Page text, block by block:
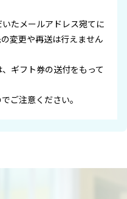
たメールアドレス宛てに
変更や再送は行えません
ギフト券の送付をもって
ご注意ください。